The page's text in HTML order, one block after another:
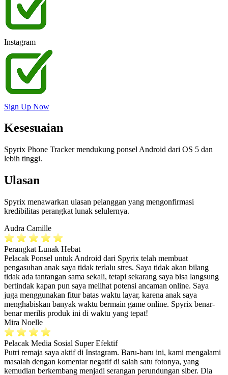
Instagram
Sign Up Now
Kesesuaian
Spyrix Phone Tracker mendukung ponsel Android dari OS 5 dan
lebih tinggi.
Ulasan
Spyrix menawarkan ulasan pelanggan yang mengonfirmasi
kredibilitas perangkat lunak selulernya.
Audra Camille
Perangkat Lunak Hebat
Pelacak Ponsel untuk Android dari Spyrix telah membuat
pengasuhan anak saya tidak terlalu stres. Saya tidak akan bilang
tidak ada tantangan sama sekali, tetapi sekarang saya bisa langsung
bertindak kapan pun saya melihat potensi ancaman online. Saya
juga menggunakan fitur batas waktu layar, karena anak saya
menghabiskan banyak waktu bermain game online. Spyrix benar-
benar merilis produk ini di waktu yang tepat!
Mira Noelle
Pelacak Media Sosial Super Efektif
Putri remaja saya aktif di Instagram. Baru-baru ini, kami mengalami
masalah dengan komentar negatif di salah satu fotonya, yang
kemudian berkembang menjadi serangan perundungan siber. Dia